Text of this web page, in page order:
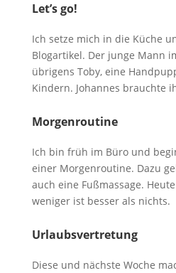
Let’s go!
Ich setze mich in die Küche
Blogartikel. Der junge Mann
übrigens Toby, eine
Kindern. Johannes brauchte
Morgenroutine
Ich bin früh im Büro und
einer Morgenroutine. Dazu
auch eine Fußmassage.
weniger ist besser als nichts.
Urlaubsvertretung
Diese und nächste Woche